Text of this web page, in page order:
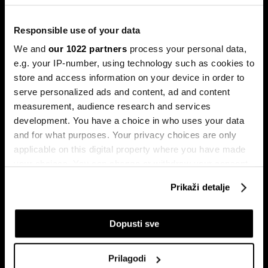
Responsible use of your data
We and our 1022 partners process your personal data,
e.g. your IP-number, using technology such as cookies to
store and access information on your device in order to
serve personalized ads and content, ad and content
measurement, audience research and services
development. You have a choice in who uses your data
and for what purposes. Your privacy choices are only
applicable on this digital property where you have made
If you allow, we would also like to:
Collect information about your geographical
Prikaži detalje
Dopusti sve
Prilagodi
Sukob oko Kube je sukob oko tri četvrtine ekonomije pod
Trumpove univerzalne carine od
Može li Donald Trump okončati